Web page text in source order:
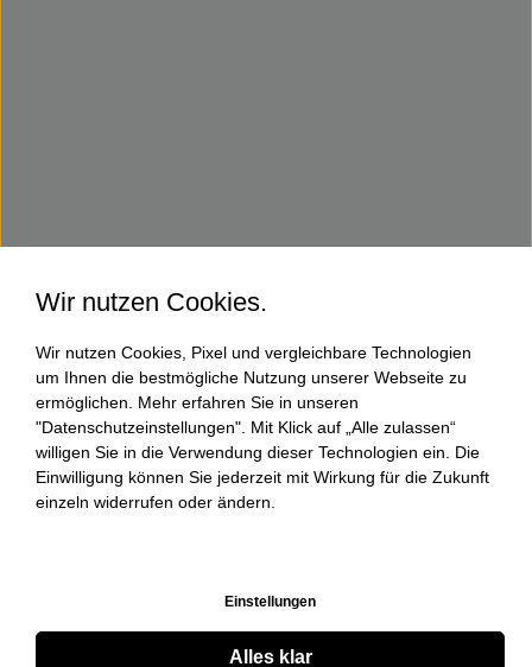
Wir nutzen Cookies.
Wir nutzen Cookies, Pixel und vergleichbare Technologien
um Ihnen die bestmögliche Nutzung unserer Webseite zu
ermöglichen. Mehr erfahren Sie in unseren
"Datenschutzeinstellungen". Mit Klick auf „Alle zulassen“
willigen Sie in die Verwendung dieser Technologien ein. Die
Einwilligung können Sie jederzeit mit Wirkung für die Zukunft
einzeln widerrufen oder ändern.
Einstellungen
Alles klar